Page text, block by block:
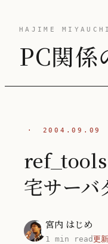
HAJIME
PC関係
· 2004.09.09
ref_tools
宅サーバ
宮内 はじめ
1 min read更